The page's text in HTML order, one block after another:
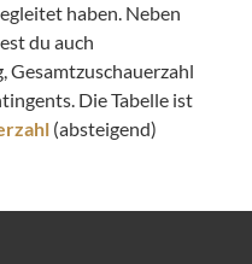
haben. Neben
du auch
Die Tabelle ist
(absteigend)